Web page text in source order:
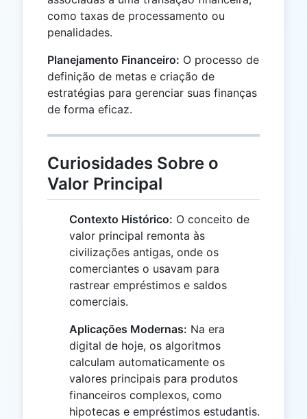
como taxas de processamento ou
penalidades.
Planejamento Financeiro: O processo de
definição de metas e criação de
estratégias para gerenciar suas finanças
de forma eficaz.
Curiosidades Sobre o
Valor Principal
Contexto Histórico: O conceito de
valor principal remonta às
civilizações antigas, onde os
comerciantes o usavam para
rastrear empréstimos e saldos
comerciais.
Aplicações Modernas: Na era
digital de hoje, os algoritmos
calculam automaticamente os
valores principais para produtos
financeiros complexos, como
hipotecas e empréstimos estudantis.